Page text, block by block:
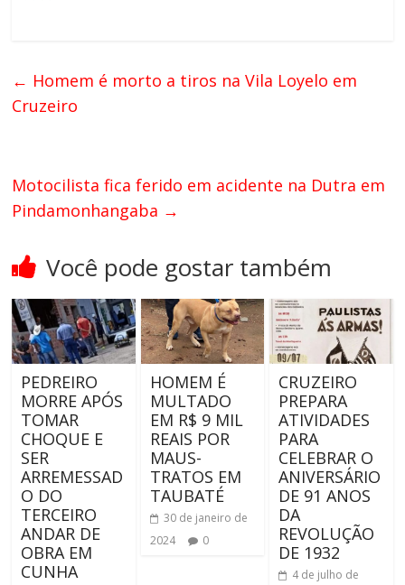
← Homem é morto a tiros na Vila Loyelo em
Cruzeiro
Motocilista fica ferido em acidente na Dutra em
Pindamonhangaba →
Você pode gostar também
PEDREIRO
MORRE APÓS
TOMAR
CHOQUE E
SER
ARREMESSAD
O DO
TERCEIRO
ANDAR DE
OBRA EM
CUNHA
HOMEM É
MULTADO
EM R$ 9 MIL
REAIS POR
MAUS-
TRATOS EM
TAUBATÉ
30 de janeiro de
2024
0
CRUZEIRO
PREPARA
ATIVIDADES
PARA
CELEBRAR O
ANIVERSÁRIO
DE 91 ANOS
DA
REVOLUÇÃO
DE 1932
4 de julho de